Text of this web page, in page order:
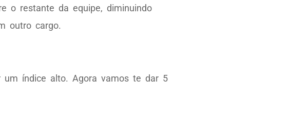
o restante da equipe, diminuindo
outro cargo.
índice alto. Agora vamos te dar 5